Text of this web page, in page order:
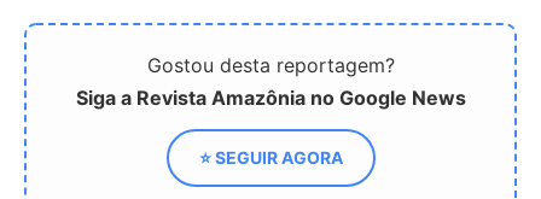
Gostou desta reportagem?
Siga a Revista Amazônia no Google News
⭐ SEGUIR AGORA